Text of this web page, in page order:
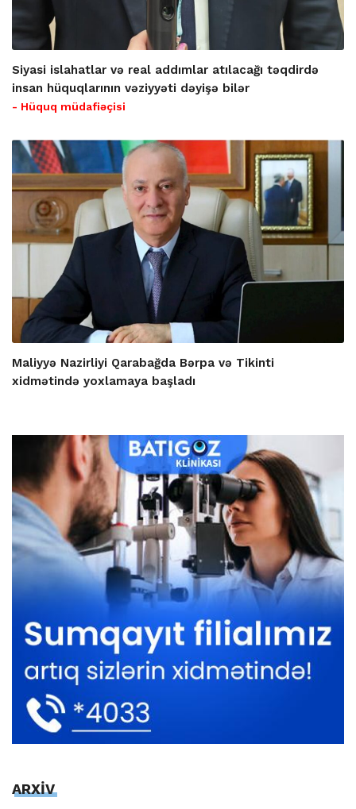
Siyasi islahatlar və real addımlar atılacağı təqdirdə
insan hüquqlarının vəziyyəti dəyişə bilər
- Hüquq müdafiəçisi
Maliyyə Nazirliyi Qarabağda Bərpa və Tikinti
xidmətində yoxlamaya başladı
ARXİV